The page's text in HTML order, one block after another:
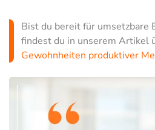
Bist du bereit für umsetzbare
findest du in unserem Artikel
Gewohnheiten produktiver